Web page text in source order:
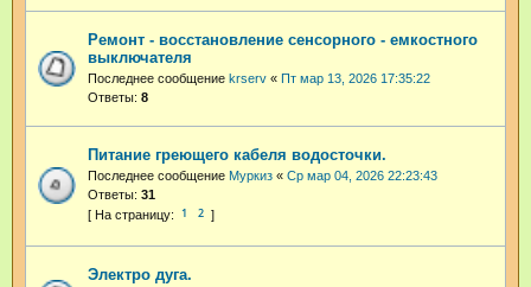
Ремонт - восстановление сенсорного - емкостного
выключателя
Последнее сообщение krserv « Пт мар 13, 2026 17:35:22
Ответы: 8
Питание греющего кабеля водосточки.
Последнее сообщение Муркиз « Ср мар 04, 2026 22:23:43
Ответы: 31
1 2
Электро дуга.